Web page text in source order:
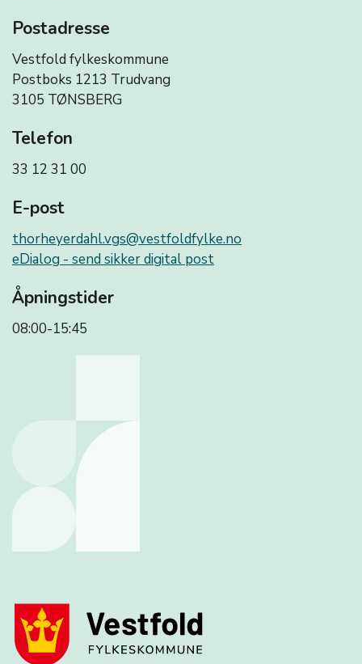
Postadresse
Vestfold fylkeskommune
Postboks 1213 Trudvang
3105 TØNSBERG
Telefon
33 12 31 00
E-post
thorheyerdahl.vgs@vestfoldfylke.no
eDialog - send sikker digital post
Åpningstider
08:00-15:45